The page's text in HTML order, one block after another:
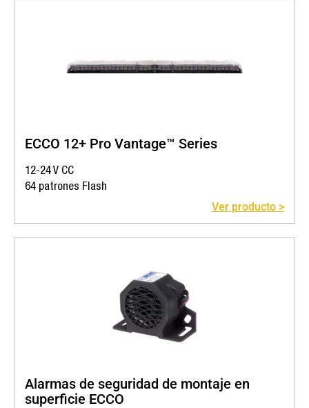
ECCO 12+ Pro Vantage™ Series
12-24 V CC
64 patrones Flash
Ver producto >
Alarmas de seguridad de montaje en
superficie ECCO